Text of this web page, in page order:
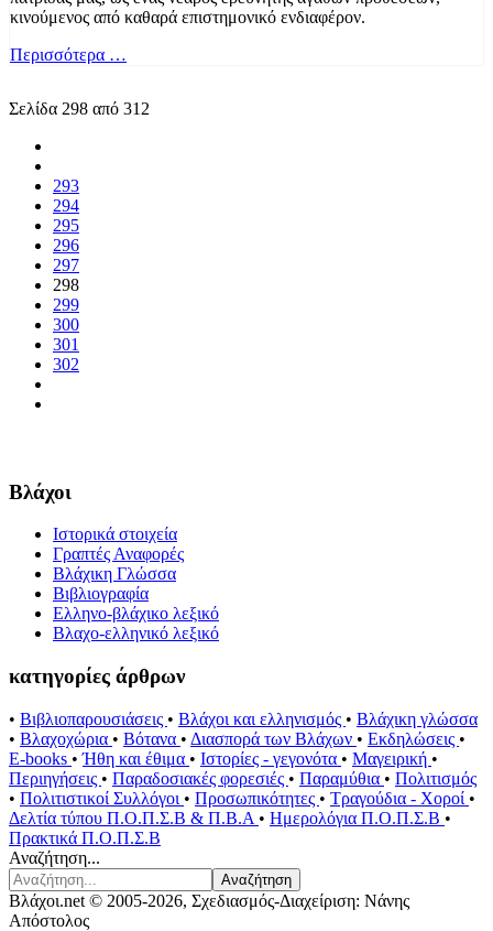
κινούμενος από καθαρά επιστημονικό ενδιαφέρον.
Περισσότερα …
Σελίδα 298 από 312
293
294
295
296
297
298
299
300
301
302
Βλάχοι
Ιστορικά στοιχεία
Γραπτές Αναφορές
Βλάχικη Γλώσσα
Βιβλιογραφία
Ελληνο-βλάχικο λεξικό
Βλαχο-ελληνικό λεξικό
κατηγορίες άρθρων
• Βιβλιοπαρουσιάσεις • Βλάχοι και ελληνισμός • Βλάχικη γλώσσα
• Βλαχοχώρια • Βότανα • Διασπορά των Βλάχων • Εκδηλώσεις •
E-books •Ήθη και έθιμα • Ιστορίες - γεγονότα • Μαγειρική •
Περιηγήσεις • Παραδοσιακές φορεσιές • Παραμύθια • Πολιτισμός
• Πολιτιστικοί Συλλόγοι • Προσωπικότητες • Τραγούδια - Χοροί •
Δελτία τύπου Π.Ο.Π.Σ.Β & Π.Β.Α • Ημερολόγια Π.Ο.Π.Σ.Β •
Πρακτικά Π.Ο.Π.Σ.Β
Αναζήτηση...
Αναζήτηση
Βλάχοι.net © 2005-2026, Σχεδιασμός-Διαχείριση: Νάνης
Απόστολος